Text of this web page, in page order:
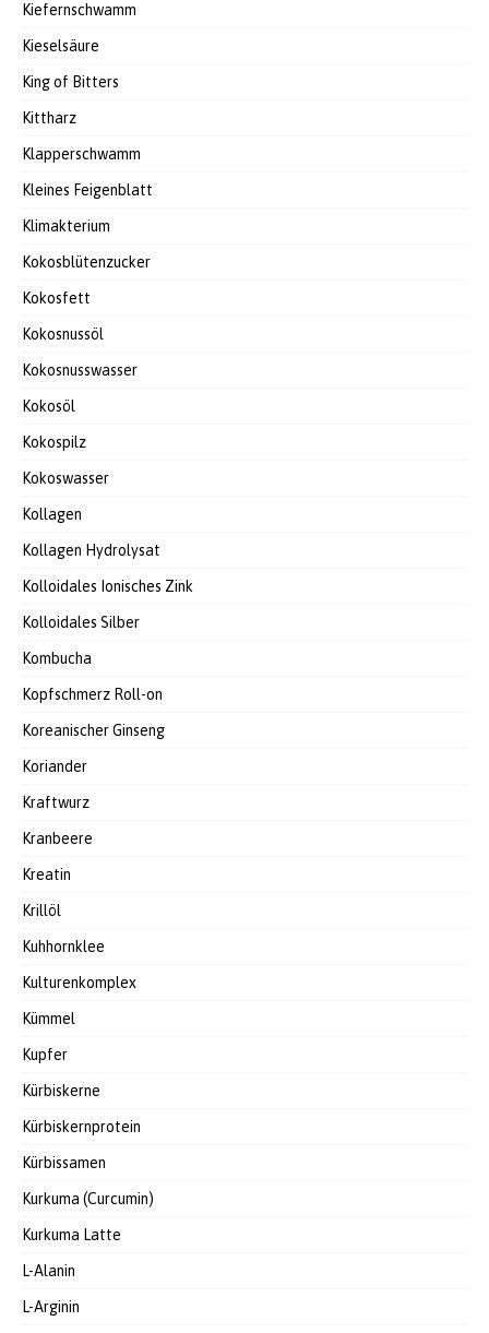
Kiefernschwamm
Kieselsäure
King of Bitters
Kittharz
Klapperschwamm
Kleines Feigenblatt
Klimakterium
Kokosblütenzucker
Kokosfett
Kokosnussöl
Kokosnusswasser
Kokosöl
Kokospilz
Kokoswasser
Kollagen
Kollagen Hydrolysat
Kolloidales Ionisches Zink
Kolloidales Silber
Kombucha
Kopfschmerz Roll-on
Koreanischer Ginseng
Koriander
Kraftwurz
Kranbeere
Kreatin
Krillöl
Kuhhornklee
Kulturenkomplex
Kümmel
Kupfer
Kürbiskerne
Kürbiskernprotein
Kürbissamen
Kurkuma (Curcumin)
Kurkuma Latte
L-Alanin
L-Arginin